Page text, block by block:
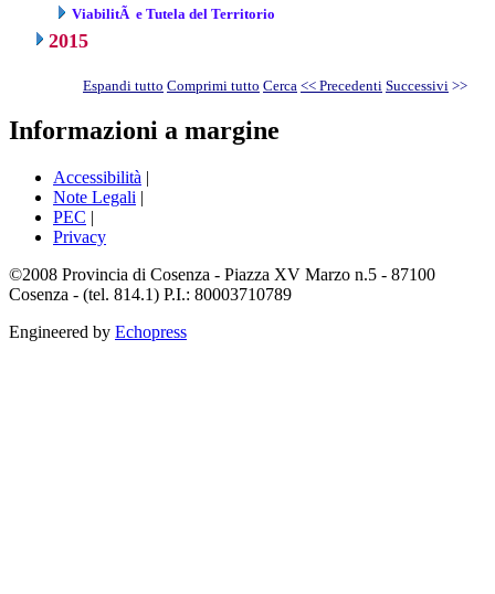
ViabilitÃ e Tutela del Territorio
2015
Espandi tutto Comprimi tutto Cerca << Precedenti Successivi >>
Informazioni a margine
Accessibilità |
Note Legali |
PEC |
Privacy
©2008 Provincia di Cosenza - Piazza XV Marzo n.5 - 87100
Cosenza - (tel. 814.1) P.I.: 80003710789
Engineered by Echopress